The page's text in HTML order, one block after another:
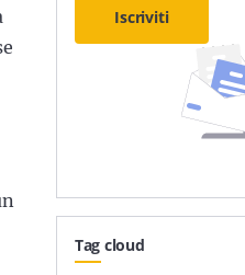
Iscriviti
Tag cloud